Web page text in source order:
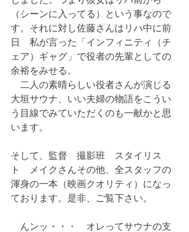
（シーンに入ってる）という事なので
す。それに対し佐藤さんはリハ中に前
日　私が言った「インフィニティ（チ
ェア）ギャグ」で役者の先輩としての
余裕をみせる。
二人の素晴らしい役者さんが演じる
大垣サウナ、いい夫婦の物語をこうい
う目線でみていただくのも一献かと思
います。
そして、監督　撮影班　スタイリス
ト　メイクさんその他、全スタッフの
渾身の一本（映画クオリティ）になっ
ております。是非、ご覧下さい。
んンッ・・・　オレってサウナの支